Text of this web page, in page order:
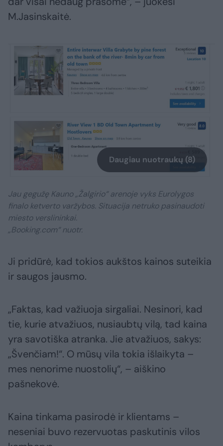
M.Jasinskaitė.
Daugiau nuotraukų (8)
Jau gegužę Kauno „Žalgirio“ arenoje vyks Eurolygos
finalo ketverto varžybos. Situacija netruko pasinaudoti
miesto verslininkai.
„Booking.com“ nuotr.
Ji pridūrė, kad tokios aukštos kainos suteikia
ir saugos jausmo.
„Faktas, kad važiuoja sirgaliai. Nesinori, kad
tie, kurie atvažiuos, nusiaubtų vilą, tad kaina
yra savotiška atranka. Jie atvažiuos, sakys:
„Švenčiam!“. O mūsų vila tokia išlaikyta –
mes nenorime nuostolių“, – aiškino
pašnekovė.
Kaina tinkama pasirodė ir klientams –
neseniai buvo rezervuotas paskutinis vilos